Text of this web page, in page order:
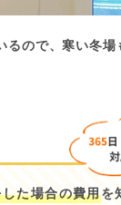
るので、寒い冬場
た場合の費用を